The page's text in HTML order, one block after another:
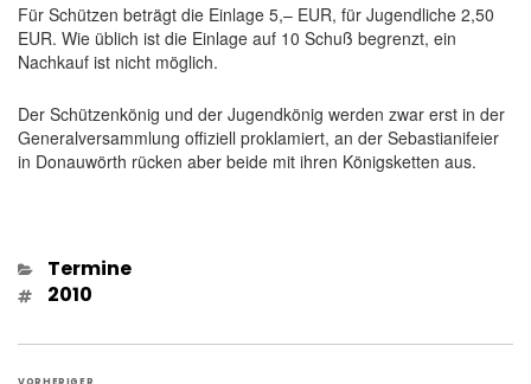
Für Schützen beträgt die Einlage 5,– EUR, für Jugendliche 2,50
EUR. Wie üblich ist die Einlage auf 10 Schuß begrenzt, ein
Nachkauf ist nicht möglich.
Der Schützenkönig und der Jugendkönig werden zwar erst in der
Generalversammlung offiziell proklamiert, an der Sebastianifeier
in Donauwörth rücken aber beide mit ihren Königsketten aus.
Kategorien
Termine
Schlagwörter
2010
VORHERIGER